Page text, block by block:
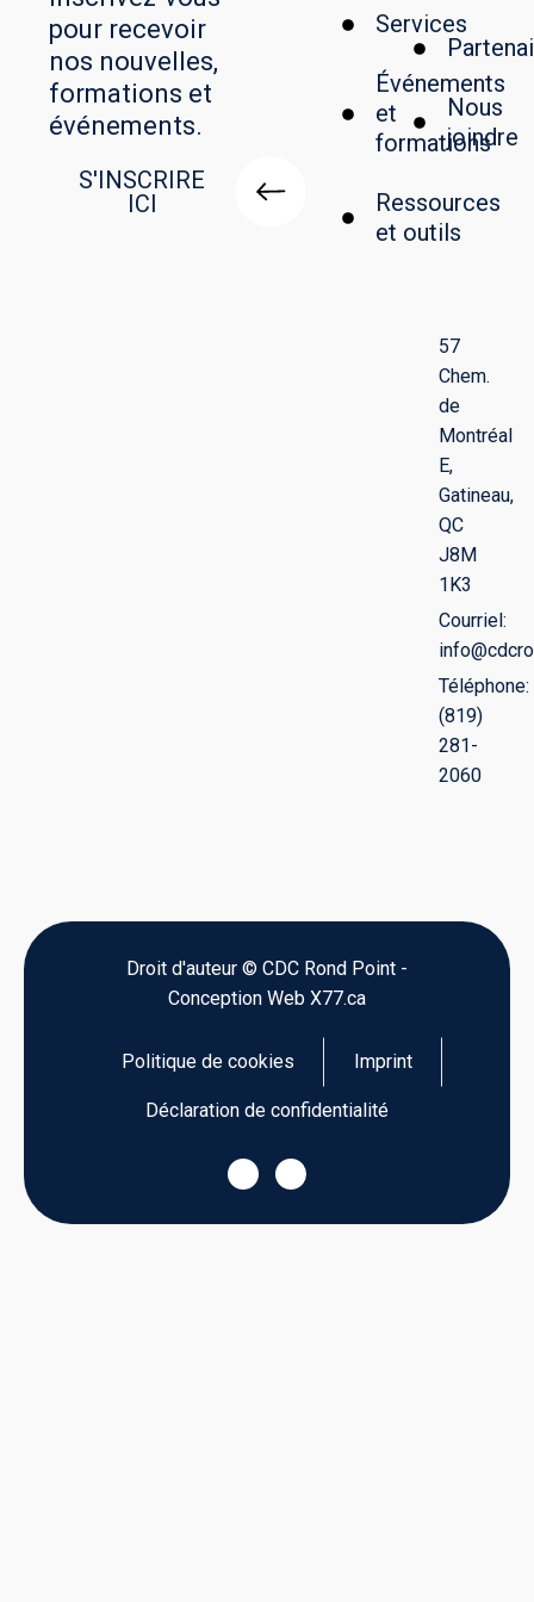
pour recevoir
nos nouvelles,
formations et
événements.
S'INSCRIRE
ICI
Services
Événements
et
formations
Ressources
et outils
Nous
joindre
57
Chem.
de
Montréal
E,
Gatineau,
QC
J8M
1K3
Courriel:
Téléphone:
(819)
281-
2060
Droit d'auteur © CDC Rond Point -
Conception Web X77.ca
Politique de cookies Imprint
Déclaration de confidentialité